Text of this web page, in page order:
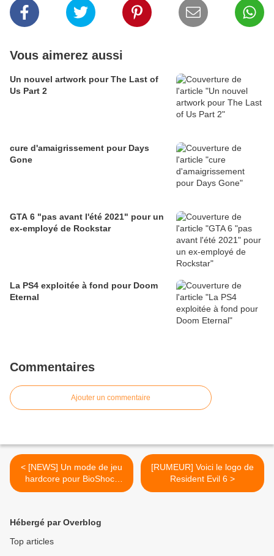
Vous aimerez aussi
Un nouvel artwork pour The Last of
Us Part 2
cure d'amaigrissement pour Days
Gone
GTA 6 "pas avant l'été 2021" pour un
ex-employé de Rockstar
La PS4 exploitée à fond pour Doom
Eternal
Commentaires
Ajouter un commentaire
< [NEWS] Un mode de jeu
hardcore pour BioShock
Infinite
[RUMEUR] Voici le logo de
Resident Evil 6 >
Hébergé par Overblog
Top articles